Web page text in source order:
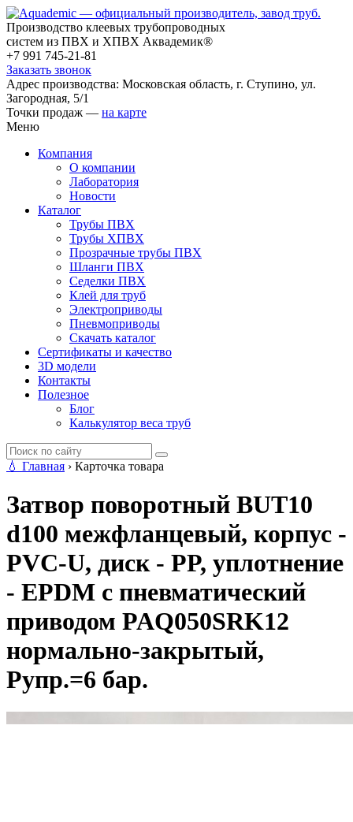
Производство клеевых трубопроводных
систем из ПВХ и ХПВХ Аквадемик®
+7 991 745-21-81
Заказать звонок
Адрес производства: Московская область, г. Ступино, ул.
Загородная, 5/1
Точки продаж — на карте
Меню
Компания
О компании
Лаборатория
Новости
Каталог
Трубы ПВХ
Трубы ХПВХ
Прозрачные трубы ПВХ
Шланги ПВХ
Седелки ПВХ
Клей для труб
Электроприводы
Пневмоприводы
Скачать каталог
Сертификаты и качество
3D модели
Контакты
Полезное
Блог
Калькулятор веса труб
💧 Главная › Карточка товара
Затвор поворотный BUT10
d100 межфланцевый, корпус -
PVC-U, диск - PP, уплотнение
- EPDM с пневматический
приводом PAQ050SRK12
нормально-закрытый,
Рупр.=6 бар.